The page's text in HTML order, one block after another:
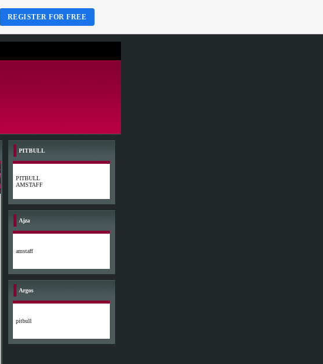
PITBULL
PITBULL
AMSTAFF
Ajza
amstaff
Argos
pitbull
REGISTER FOR FREE